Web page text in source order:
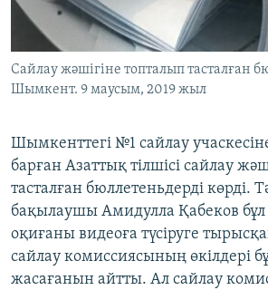
Басқа тілдерде
Сайлау жәшігіне топталып тасталған
Шымкент. 9 маусым, 2019 жыл
Шымкенттегі №1 сайлау
барған Азаттық тілшісі сайлау
тасталған бюллетеньдерді көрді.
бақылаушы Амидулла Қабеков
оқиғаны видеоға түсіруге
сайлау комиссиясының өкілдері
жасағанын айтты. Ал сайлау